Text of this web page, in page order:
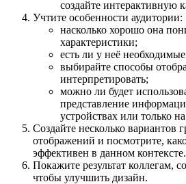
создайте интерактивную
Учтите особенности аудитории:
насколько хорошо она
характеристики;
есть ли у неё
выбирайте способы
интерпретировать;
можно ли будет
представление
устройствах или только
Создайте несколько вариантов
отображений и посмотрите,
эффективен в данном контексте.
Покажите результат коллегам,
чтобы улучшить дизайн.